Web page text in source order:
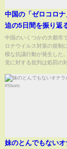
中国の「ゼロコロ
迫の5日間を振り返
中国のいくつかの大都市
ロナウイルス対策の規制
模な抗議行動が発生した
党に対する批判は処罰の対
妹のとんでもないオ